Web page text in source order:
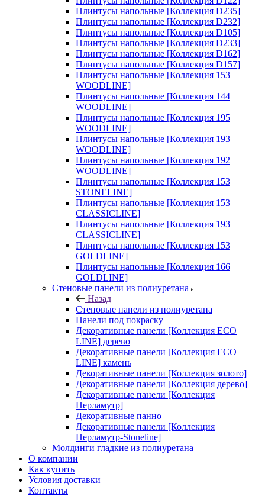
Плинтусы напольные [Коллекция D235]
Плинтусы напольные [Коллекция D232]
Плинтусы напольные [Коллекция D105]
Плинтусы напольные [Коллекция D233]
Плинтусы напольные [Коллекция D162]
Плинтусы напольные [Коллекция D157]
Плинтусы напольные [Коллекция 153
WOODLINE]
Плинтусы напольные [Коллекция 144
WOODLINE]
Плинтусы напольные [Коллекция 195
WOODLINE]
Плинтусы напольные [Коллекция 193
WOODLINE]
Плинтусы напольные [Коллекция 192
WOODLINE]
Плинтусы напольные [Коллекция 153
STONELINE]
Плинтусы напольные [Коллекция 153
CLASSICLINE]
Плинтусы напольные [Коллекция 193
CLASSICLINE]
Плинтусы напольные [Коллекция 153
GOLDLINE]
Плинтусы напольные [Коллекция 166
GOLDLINE]
Стеновые панели из полиуретана
Назад
Стеновые панели из полиуретана
Панели под покраску
Декоративные панели [Коллекция ECO
LINE] дерево
Декоративные панели [Коллекция ECO
LINE] камень
Декоративные панели [Коллекция золото]
Декоративные панели [Коллекция дерево]
Декоративные панели [Коллекция
Перламутр]
Декоративные панно
Декоративные панели [Коллекция
Перламутр-Stoneline]
Молдинги гладкие из полиуретана
О компании
Как купить
Условия доставки
Контакты